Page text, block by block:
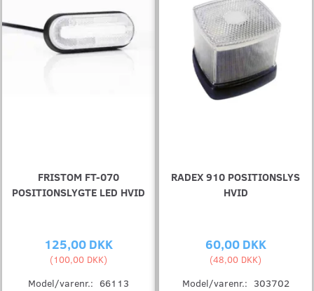
FRISTOM FT-070
POSITIONSLYGTE LED HVID
125,00 DKK
(100,00 DKK)
Model/varenr.: 66113
RADEX 910 POSITIONSLYS
HVID
60,00 DKK
(48,00 DKK)
Model/varenr.: 303702